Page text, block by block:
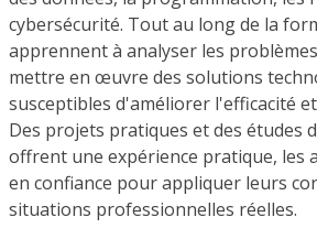
cybersécurité. Tout au long de la
apprennent à analyser les
mettre en œuvre des solutions
susceptibles d'améliorer l'efficacité
Des projets pratiques et des études
offrent une expérience pratique, les
en confiance pour appliquer leurs
situations professionnelles réelles.